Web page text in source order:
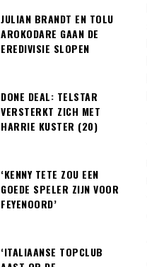
JULIAN BRANDT EN TOLU
AROKODARE GAAN DE
EREDIVISIE SLOPEN
DONE DEAL: TELSTAR
VERSTERKT ZICH MET
HARRIE KUSTER (20)
‘KENNY TETE ZOU EEN
GOEDE SPELER ZIJN VOOR
FEYENOORD’
‘ITALIAANSE TOPCLUB